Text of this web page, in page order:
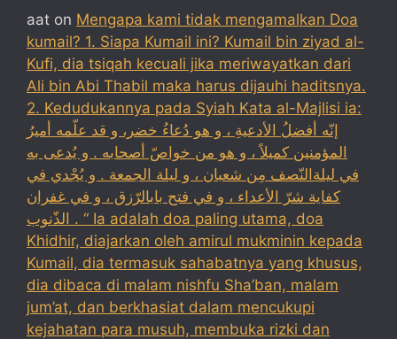
aat on Mengapa kami tidak mengamalkan Doa
kumail? 1. Siapa Kumail ini? Kumail bin ziyad al-
Kufi, dia tsiqah kecuali jika meriwayatkan dari
Ali bin Abi Thabil maka harus dijauhi haditsnya.
2. Kedudukannya pada Syiah Kata al-Majlisi ia:
إنّه أفضلُ الأدعيةِ ، و هو دُعاءُ خضر، و قد علّمه أميرُ
المؤمنين كميلاً ، و هو من خواصّ أصحابه . و يُدعى به
في ليلةالنّصف مِن شعبان ، و ليلة الجمعة . و يُجْدي في
كفاية شرّ الأعداء ، و في فتح بابالرّزق ، و في غفران
الذّنوب . “ Ia adalah doa paling utama, doa
Khidhir, diajarkan oleh amirul mukminin kepada
Kumail, dia termasuk sahabatnya yang khusus,
dia dibaca di malam nishfu Sha’ban, malam
jum’at, dan berkhasiat dalam mencukupi
kejahatan para musuh, membuka rizki dan